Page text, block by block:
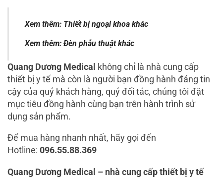
Xem thêm: Thiết bị ngoại khoa khác
Xem thêm:Đèn phẫu thuật khác
Quang Dương Medical
không chỉ là nhà cung cấp
thiết bị y tế mà còn là người bạn đồng hành đáng tin
cậy của quý khách hàng, quý đối tác, chúng tôi đặt
mục tiêu đồng hành cùng bạn trên hành trình sử
dụng sản phẩm.
Để mua hàng nhanh nhất, hãy gọi đến
Hotline: 096.55.88.369
Quang Dương Medical – nhà cung cấp thiết bị y tế